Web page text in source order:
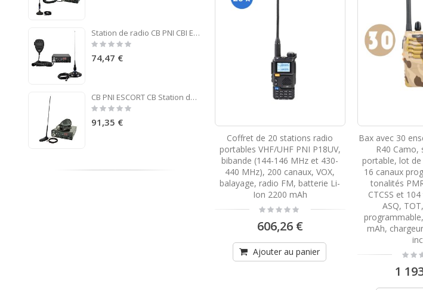
Coffret de 20 stations radio
portables VHF/UHF PNI P18UV,
bibande (144-146 MHz et 430-
440 MHz), 200 canaux, VOX,
balayage, radio FM, batterie Li-
Ion 2200 mAh
Rating:
0%
606,26 €
Ajouter au panier
Bax avec 30
R40 Camo,
portable, lot de
16 canaux
tonalités
CTCSS et
ASQ,
mAh,
0%
1
Station de radio CB PNI CBI Escort HP 8000L ASQ + CB PNI ML145 Antenne avec aimant 145 / PL
Rating:
0%
74,47 €
CB PNI ESCORT CB Station de radio CB 8024 ASQ 12 / 24V + CB PNI Extra 45 antenne
Rating:
0%
91,35 €
Station radio Kit CB PNI Escort HP 8001L ASQ + antenne CB PNI ML145 avec aimant 145/PL
Rating:
84,40 €